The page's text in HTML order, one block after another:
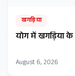
खगड़िया
​योग में खगड़िया
August 6, 2026